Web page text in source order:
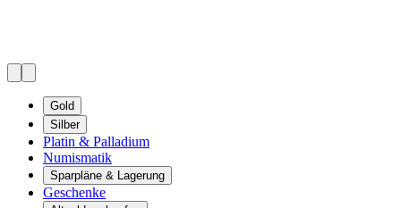
Gold
Silber
Platin & Palladium
Numismatik
Sparpläne & Lagerung
Geschenke